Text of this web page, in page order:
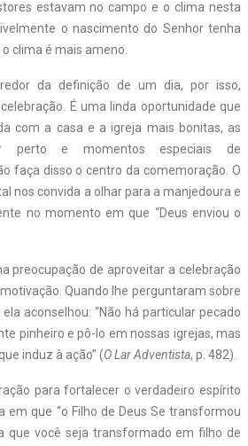
estavam no campo e o clima nesta
o nascimento do Senhor tenha
clima é mais ameno.
da definição de um dia, por isso,
É uma linda oportunidade que
com a casa e a igreja mais bonitas, as
perto e momentos especiais de
faça disso o centro da comemoração. O
nos convida a olhar para a manjedoura e
no momento em que “Deus enviou o
preocupação de aproveitar a celebração
Quando lhe perguntaram sobre
aconselhou: “Não há particular pecado
pinheiro e pô-lo em nossas igrejas, mas
induz à ação” (O Lar Adventista, p. 482).
para fortalecer o verdadeiro espírito
em que “o Filho de Deus Se transformou
que você seja transformado em filho de